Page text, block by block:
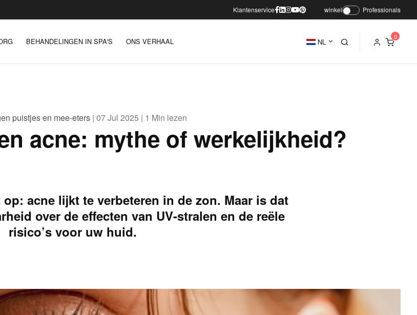
Klantenservice winkel Professionals
BEHANDELINGEN IN SPA'S ONS VERHAAL NL
puistjes en mee-eters| 07 Jul 2025 | 1 Min lezen
acne: mythe of werkelijkheid?
acne lijkt te verbeteren in de zon. Maar is dat
over de effecten van UV-stralen en de reële
risico’s voor uw huid.